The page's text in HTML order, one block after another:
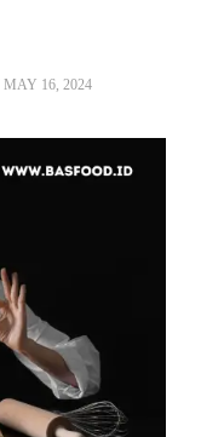
MAY 16, 2024